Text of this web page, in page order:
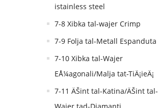
istainless steel
7-8 Xibka tal-wajer Crimp
7-9 Folja tal-Metall Espanduta
7-10 Xibka tal-Wajer
EÅ¼agonali/Malja tat-TiÄ¡ieÄ¡
7-11 ÄŠint tal-Katina/ÄŠint tal-